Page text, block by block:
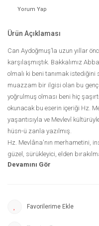
Yorum Yap
Ürün Açıklaması
Can Aydoğmuş’la uzun yıllar
karşılaşmıştık. Bakkalımız
olmalı ki beni tanımak istediğini
muazzam bir ilgisi olan bu genç
yoğrulmuş olması beni hiç
okunacak bu eserin içeriği Hz.
yaşantısıyla ve Mevlevî
hüsn-ü zanla yazılmış.
Hz. Mevlâna'nın merhametini,
güzel, sürükleyici, elden